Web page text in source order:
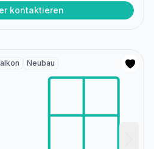
kontaktieren
Neubau